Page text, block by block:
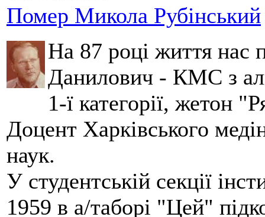
Помер Микола Рубінський
На 87 році життя нас
Данилович - КМС з
1-ї категорії, жетон
Доцент Харківського
наук.
У студентській секції
1959 в а/таборі "Цей"